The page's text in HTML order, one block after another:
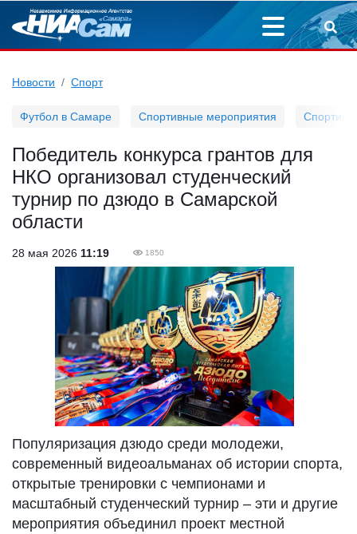
Новости Спорт
Футбол в Самаре Спортивные мероприятия
Победитель конкурса грантов для
НКО организовал студенческий
турнир по дзюдо в Самарской
области
28 мая 2026 11:19 1850
Популяризация дзюдо среди молодежи,
современный видеоальманах об истории спорта,
открытые тренировки с чемпионами и
масштабный студенческий турнир – эти и другие
мероприятия объединил проект местной